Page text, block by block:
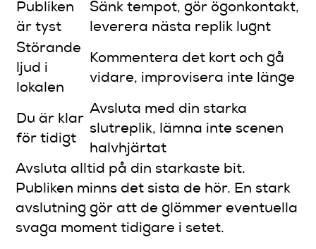
Publiken
är tyst
Sänk tempot, gör ögonkontakt,
leverera nästa replik lugnt
Störande
ljud i
lokalen
Kommentera det kort och gå
vidare, improvisera inte länge
Du är klar
för tidigt
Avsluta med din starka
slutreplik, lämna inte scenen
halvhjärtat
Avsluta alltid på din starkaste bit.
Publiken minns det sista de hör. En stark
avslutning gör att de glömmer eventuella
svaga moment tidigare i setet.